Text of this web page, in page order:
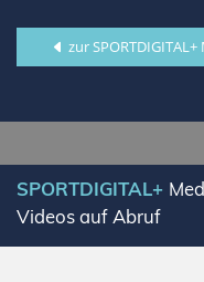
zur
SPORTDIGITAL+
Videos auf Abruf